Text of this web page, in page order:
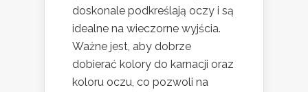
doskonale podkreślają oczy i są
idealne na wieczorne wyjścia.
Ważne jest, aby dobrze
dobierać kolory do karnacji oraz
koloru oczu, co pozwoli na